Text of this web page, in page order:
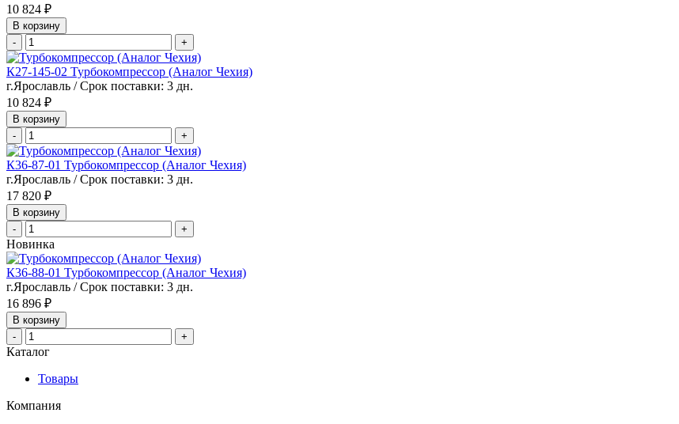
10 824 ₽
В корзину
-
+
К27-145-02 Турбокомпрессор (Аналог Чехия)
г.Ярославль / Срок поставки: 3 дн.
10 824 ₽
В корзину
-
+
К36-87-01 Турбокомпрессор (Аналог Чехия)
г.Ярославль / Срок поставки: 3 дн.
17 820 ₽
В корзину
-
+
Новинка
К36-88-01 Турбокомпрессор (Аналог Чехия)
г.Ярославль / Срок поставки: 3 дн.
16 896 ₽
В корзину
-
+
Каталог
Товары
Компания